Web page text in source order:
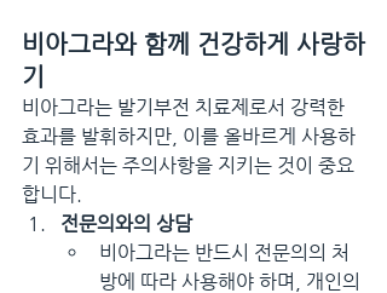
비아그라와 함께 건강하게 사랑하
기
비아그라는 발기부전 치료제로서 강력한
효과를 발휘하지만, 이를 올바르게 사용하
기 위해서는 주의사항을 지키는 것이 중요
합니다.
전문의와의 상담
비아그라는 반드시 전문의의 처
방에 따라 사용해야 하며, 개인의